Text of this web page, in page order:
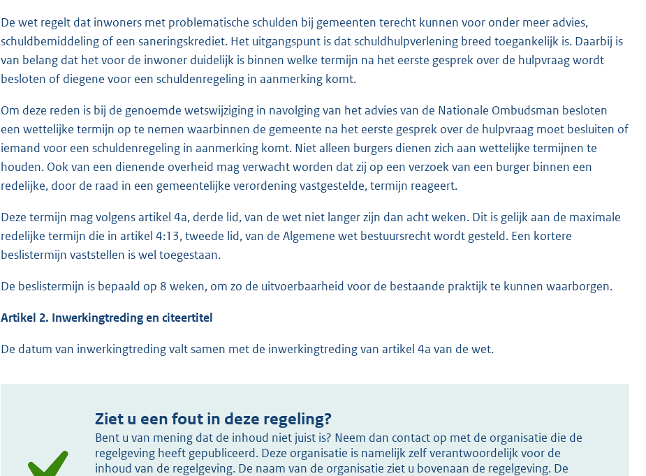
De wet regelt dat inwoners met problematische schulden bij gemeenten terecht kunnen voor onder meer advies,
schuldbemiddeling of een saneringskrediet. Het uitgangspunt is dat schuldhulpverlening breed toegankelijk is. Daarbij is
van belang dat het voor de inwoner duidelijk is binnen welke termijn na het eerste gesprek over de hulpvraag wordt
besloten of diegene voor een schuldenregeling in aanmerking komt.
Om deze reden is bij de genoemde wetswijziging in navolging van het advies van de Nationale Ombudsman besloten
een wettelijke termijn op te nemen waarbinnen de gemeente na het eerste gesprek over de hulpvraag moet besluiten of
iemand voor een schuldenregeling in aanmerking komt. Niet alleen burgers dienen zich aan wettelijke termijnen te
houden. Ook van een dienende overheid mag verwacht worden dat zij op een verzoek van een burger binnen een
redelijke, door de raad in een gemeentelijke verordening vastgestelde, termijn reageert.
Deze termijn mag volgens artikel 4a, derde lid, van de wet niet langer zijn dan acht weken. Dit is gelijk aan de maximale
redelijke termijn die in artikel 4:13, tweede lid, van de Algemene wet bestuursrecht wordt gesteld. Een kortere
beslistermijn vaststellen is wel toegestaan.
De beslistermijn is bepaald op 8 weken, om zo de uitvoerbaarheid voor de bestaande praktijk te kunnen waarborgen.
Artikel 2. Inwerkingtreding en citeertitel
De datum van inwerkingtreding valt samen met de inwerkingtreding van artikel 4a van de wet.
Ziet u een fout in deze regeling?
Bent u van mening dat de inhoud niet juist is? Neem dan contact op met de organisatie die de
regelgeving heeft gepubliceerd. Deze organisatie is namelijk zelf verantwoordelijk voor de
inhoud van de regelgeving. De naam van de organisatie ziet u bovenaan de regelgeving. De